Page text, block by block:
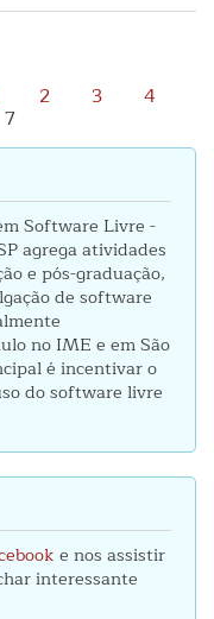
2 3 4
7
Software Livre -
agrega atividades
e pós-graduação,
de software
no IME e em São
é incentivar o
do software livre
e nos assistir
interessante